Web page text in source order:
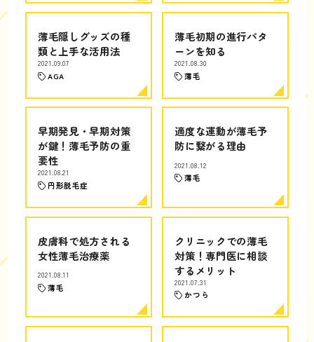
薄毛隠しグッズの種
類と上手な活用法
2021.09.07
AGA
薄毛初期の進行パタ
ーンを知る
2021.08.30
薄毛
早期発見・早期対策
が鍵！薄毛予防の重
要性
2021.08.21
円形脱毛症
適度な運動が薄毛予
防に繋がる理由
2021.08.12
薄毛
皮膚科で処方される
女性薄毛治療薬
2021.08.11
薄毛
クリニックでの薄毛
対策！専門医に相談
するメリット
2021.07.31
かつら